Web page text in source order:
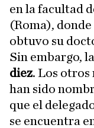
en la facultad
(Roma),
obtuvo su
Sin embargo,
diez. Los otros
han sido
que el
se encuentra